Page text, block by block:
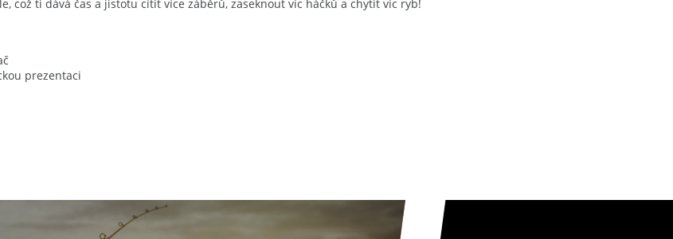
což ti dává čas a jistotu cítit více záběrů, zaseknout víc háčků a chytit víc ryb!
prezentaci